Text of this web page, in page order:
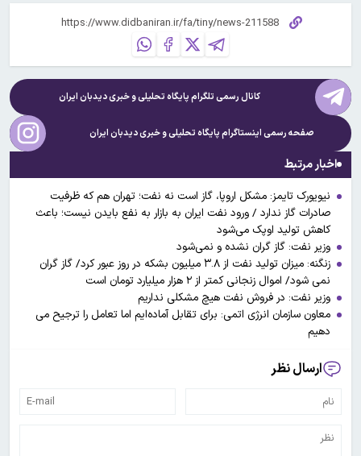
کانال رسمی تلگرام پایگاه تحلیلی و خبریدیدبان ایران
صفحه رسمی اینستاگرام پایگاه تحلیلی و خبریدیدبان ایران
اخبار مرتبط
نیویورک تایمز: مشکل اروپا، گاز است نه نفت؛ تهران هم که ظرفیت
صادرات گاز ندارد / ورود نفت ایران به بازار به نفع بایدن نیست؛ باعث
کاهش تولید اوپک می‌شود
وزیر نفت: گاز گران نشده و نمی‌شود
زنگنه: میزان تولید نفت از ۳.۸ میلیون بشکه در روز عبور کرد/ گاز گران
نمی شود/ اموال زنجانی کمتر از ۲ هزار میلیارد تومان است
وزیر نفت: در فروش نفت هیچ مشکلی نداریم
معاون سازمان انرژی اتمی: برای تقابل آماده‌ایم اما تعامل را ترجیح می
دهیم
ارسال نظر